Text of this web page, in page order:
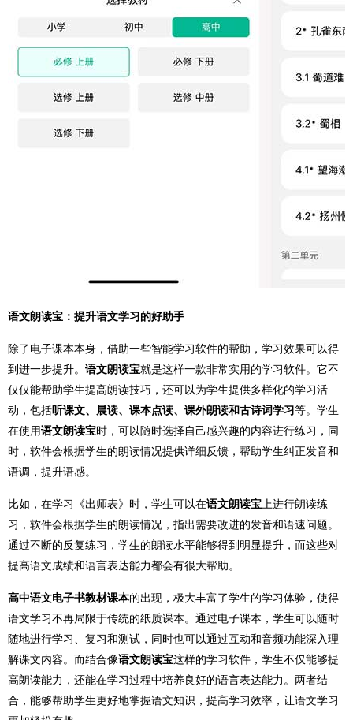
语文朗读宝：提升语文学习的好助手
除了电子课本本身，借助一些智能学习软件的帮助，学习效果可以得
到进一步提升。 语文朗读宝就是这样一款非常实用的学习软件。它不
仅仅能帮助学生提高朗读技巧，还可以为学生提供多样化的学习活
动，包括听课文、晨读、课本点读、课外朗读和古诗词学习等。学生
在使用语文朗读宝时，可以随时选择自己感兴趣的内容进行练习，同
时，软件会根据学生的朗读情况提供详细反馈，帮助学生纠正发音和
语调，提升语感。
比如，在学习《出师表》时，学生可以在语文朗读宝上进行朗读练
习，软件会根据学生的朗读情况，指出需要改进的发音和语速问题。
通过不断的反复练习，学生的朗读水平能够得到明显提升，而这些对
提高语文成绩和语言表达能力都会有很大帮助。
高中语文电子书教材课本的出现，极大丰富了学生的学习体验，使得
语文学习不再局限于传统的纸质课本。通过电子课本，学生可以随时
随地进行学习、复习和测试，同时也可以通过互动和音频功能深入理
解课文内容。而结合像语文朗读宝这样的学习软件，学生不仅能够提
高朗读能力，还能在学习过程中培养良好的语言表达能力。两者结
合，能够帮助学生更好地掌握语文知识，提高学习效率，让语文学习